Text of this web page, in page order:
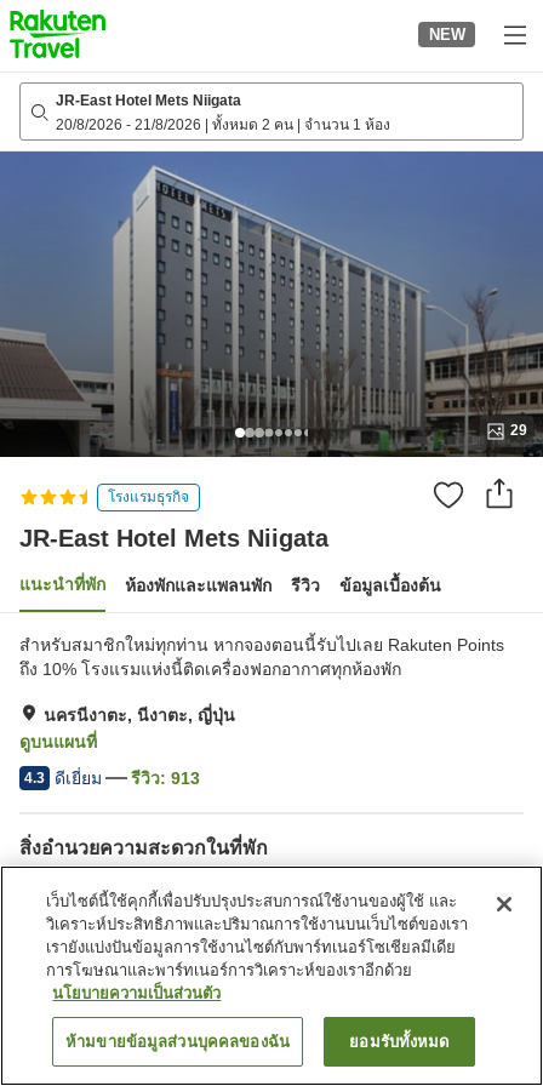
to
top
page
NEW
JR-East Hotel Mets Niigata
20/8/2026 - 21/8/2026 ทั้งหมด 2 คน จำนวน 1 ห้อง
29
โรงแรมธุรกิจ
JR-East Hotel Mets Niigata
แนะนำที่พัก ห้องพักและแพลนพัก รีวิว ข้อมูลเบื้องต้น
สำหรับสมาชิกใหม่ทุกท่าน หากจองตอนนี้รับไปเลย Rakuten Points
ถึง 10% โรงแรมแห่งนี้ติดเครื่องฟอกอากาศทุกห้องพัก
นครนีงาตะ, นีงาตะ, ญี่ปุ่น
ดูบนแผนที่
4.3 ดีเยี่ยม รีวิว: 913
สิ่งอำนวยความสะดวกในที่พัก
ตู้จำหน่ายอัตโนมัติ
ห้องประชุม
หน้าแรก ญี่ปุ่น นีงาตะ นครนีงาตะ JR-East Hotel Mets Niigata
ค้นหาห้องพัก
เว็บไซต์นี้ใช้คุกกี้เพื่อปรับปรุงประสบการณ์ใช้งานของผู้ใช้ และ
วิเคราะห์ประสิทธิภาพและปริมาณการใช้งานบนเว็บไซต์ของเรา
เรายังแบ่งปันข้อมูลการใช้งานไซต์กับพาร์ทเนอร์โซเชียลมีเดีย
การโฆษณาและพาร์ทเนอร์การวิเคราะห์ของเราอีกด้วย
นโยบายความเป็นส่วนตัว
ห้ามขายข้อมูลส่วนบุคคลของฉัน ยอมรับทั้งหมด